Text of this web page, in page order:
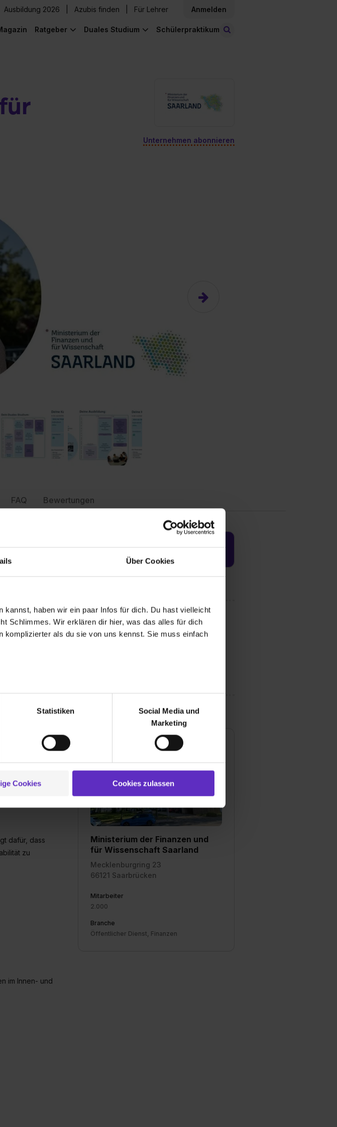
Über Cookies
haben wir ein paar Infos für dich. Du hast vielleicht
Schlimmes. Wir erklären dir hier, was das alles für dich
komplizierter als du sie von uns kennst. Sie muss einfach
(„Notwendig“), um von dir bei Benutzung der
die Zugriffe auf unsere Webseite zu analysieren
Website an unsere Partner für soziale Medien, Werbung
(„Social Media und Marketing“). Unsere
Daten zusammen, die du ihnen bereitgestellt hast oder die
Media und Marketing“ bist du auch damit
(z.B. Videos oder Posts) angezeigt und hierfür
jeweiligen Inhalt erteilen. Willst du nur bestimmte
und klick auf „Auswahl erlauben“. Die
„Statistiken“ und „Social Media und Marketing“
die USA (Art. 49 Abs. 1 S. 1 lit. a) DS-GVO). Die USA
Schrems II). Du kannst die von dir erteilte Einwilligung
Datenschutzerklärung unter dem Punkt
Statistiken
Social Media und
Marketing
Cookies Cookies zulassen
Ausbildung 2026 Azubis finden Für Lehrer Anmelden
Ratgeber Duales Studium Schülerpraktikum
Unternehmen abonnieren
FAQ Bewertungen
Jetzt aktivieren
Ministerium der Finanzen und
für Wissenschaft Saarland
Mecklenburgring 23
66121 Saarbrücken
Mitarbeiter
2.000
Branche
Öffentlicher Dienst, Finanzen
dafür, dass
zu
im Innen- und